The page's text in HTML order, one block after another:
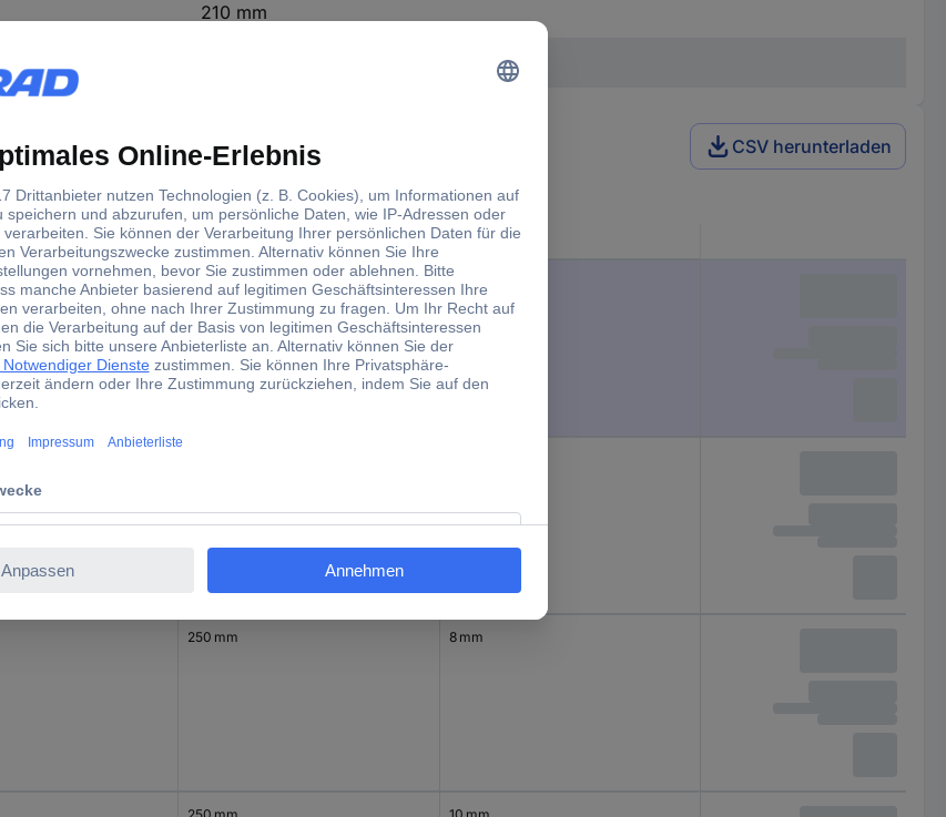
210 mm
CSV herunterladen
Gesamtlänge Schaft-Ø
210 mm 13 mm
250 mm 8 mm